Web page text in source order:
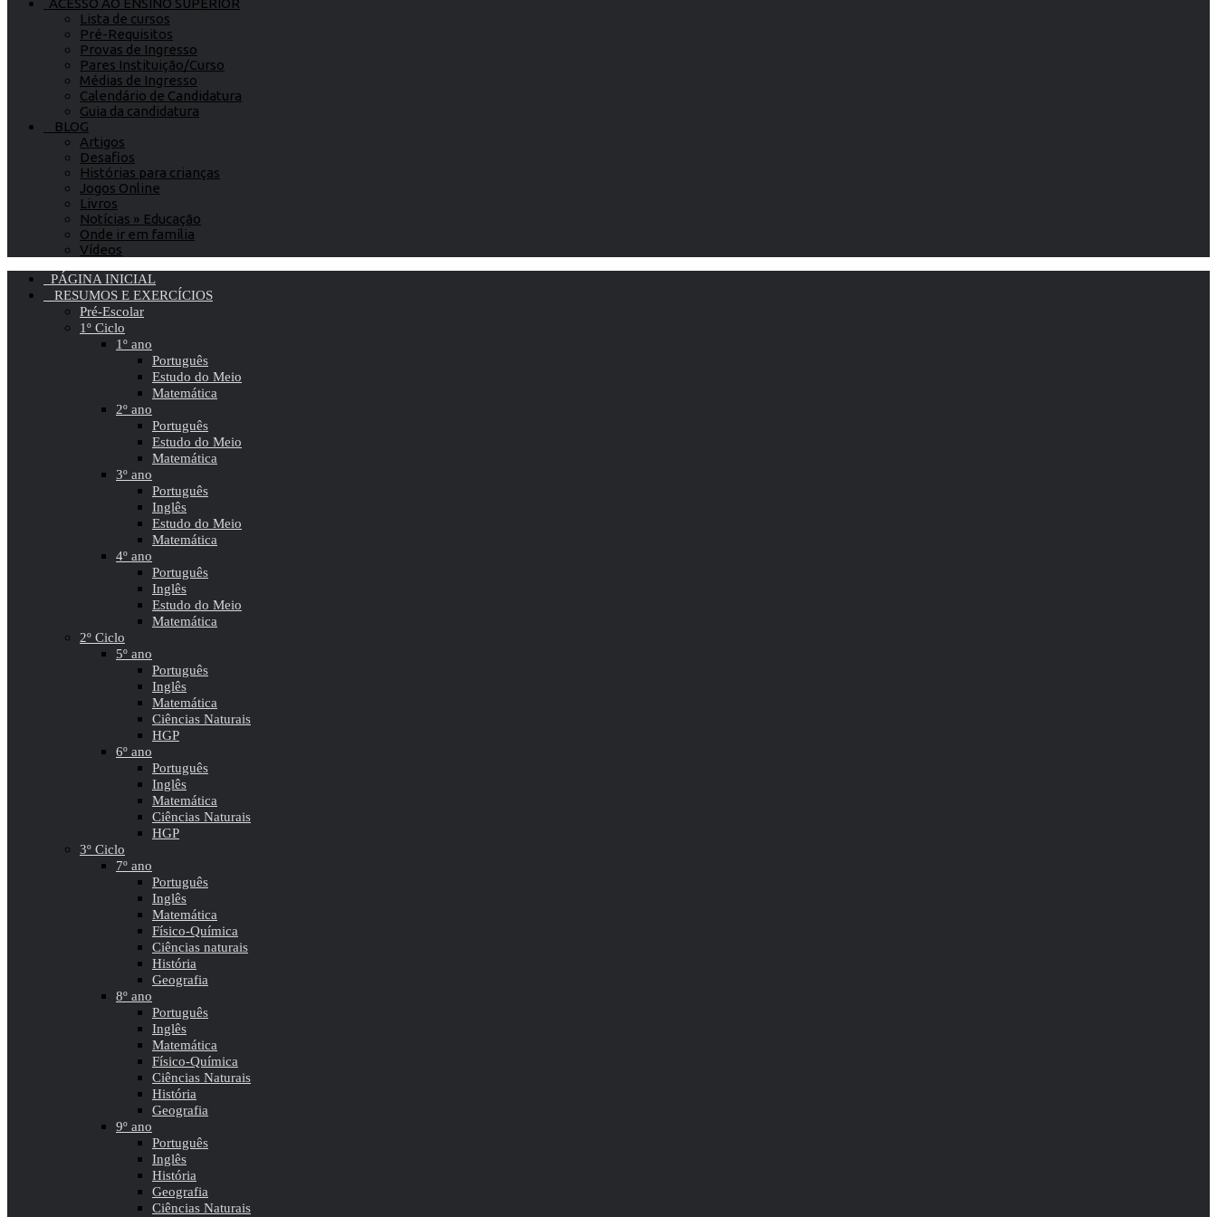
ACESSO AO ENSINO SUPERIOR
Lista de cursos
Pré-Requisitos
Provas de Ingresso
Pares Instituição/Curso
Médias de Ingresso
Calendário de Candidatura
Guia da candidatura
BLOG
Artigos
Desafios
Histórias para crianças
Jogos Online
Livros
Notícias » Educação
Onde ir em família
Vídeos
PÁGINA INICIAL
RESUMOS E EXERCÍCIOS
Pré-Escolar
1º Ciclo
1º ano
Português
Estudo do Meio
Matemática
2º ano
Português
Estudo do Meio
Matemática
3º ano
Português
Inglês
Estudo do Meio
Matemática
4º ano
Português
Inglês
Estudo do Meio
Matemática
2º Ciclo
5º ano
Português
Inglês
Matemática
Ciências Naturais
HGP
6º ano
Português
Inglês
Matemática
Ciências Naturais
HGP
3º Ciclo
7º ano
Português
Inglês
Matemática
Físico-Química
Ciências naturais
História
Geografia
8º ano
Português
Inglês
Matemática
Físico-Química
Ciências Naturais
História
Geografia
9º ano
Português
Inglês
História
Geografia
Ciências Naturais